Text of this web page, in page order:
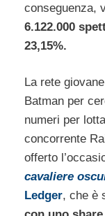
conseguenza,
6.122.000
23,15%.
La rete
Batman per
numeri per
concorrente
offerto
cavaliere
Ledger, che è